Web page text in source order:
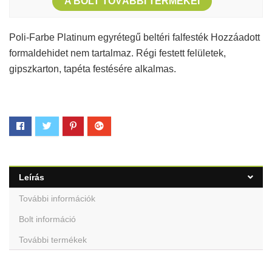
Poli-Farbe Platinum egyrétegű beltéri falfesték Hozzáadott
formaldehidet nem tartalmaz. Régi festett felületek,
gipszkarton, tapéta festésére alkalmas.
Leírás
További információk
Bolt információ
További termékek